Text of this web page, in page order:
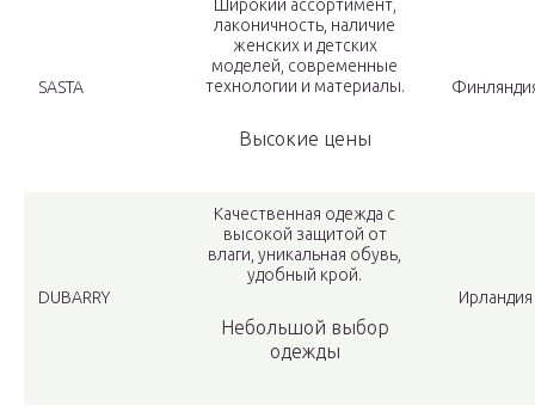
SASTA
Широкий ассортимент,
лаконичность, наличие
женских и детских
моделей, современные
технологии и материалы.
Высокие цены
DUBARRY
Качественная одежда с
высокой защитой от
влаги, уникальная обувь,
удобный крой.
Небольшой выбор
одежды
Ирландия